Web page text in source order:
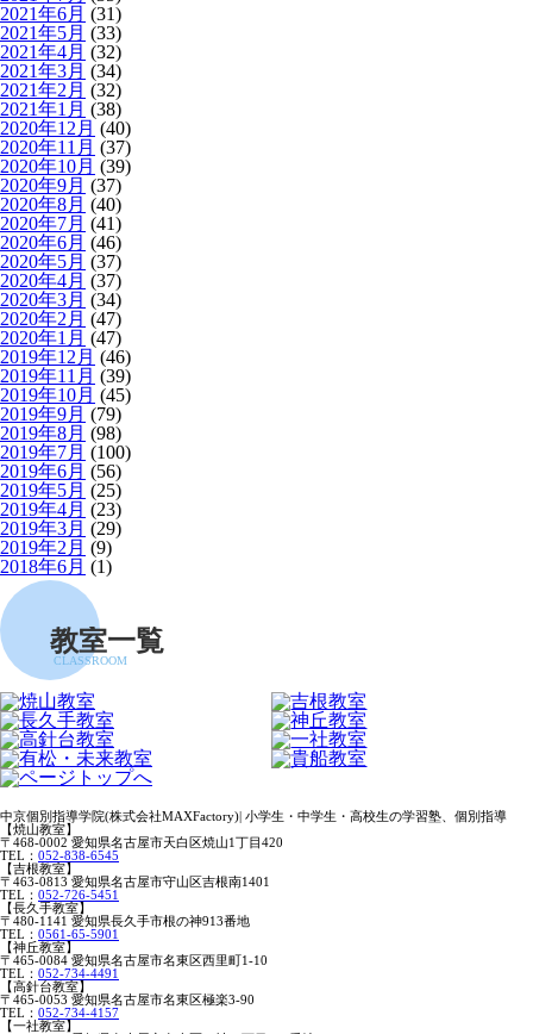
2021年6月 (31)
2021年5月 (33)
2021年4月 (32)
2021年3月 (34)
2021年2月 (32)
2021年1月 (38)
2020年12月 (40)
2020年11月 (37)
2020年10月 (39)
2020年9月 (37)
2020年8月 (40)
2020年7月 (41)
2020年6月 (46)
2020年5月 (37)
2020年4月 (37)
2020年3月 (34)
2020年2月 (47)
2020年1月 (47)
2019年12月 (46)
2019年11月 (39)
2019年10月 (45)
2019年9月 (79)
2019年8月 (98)
2019年7月 (100)
2019年6月 (56)
2019年5月 (25)
2019年4月 (23)
2019年3月 (29)
2019年2月 (9)
2018年6月 (1)
教室一覧
CLASSROOM
中京個別指導学院(株式会社MAXFactory)| 小学生・中学生・高校生の学習塾、個別指導
【焼山教室】
〒468-0002 愛知県名古屋市天白区焼山1丁目420
TEL： 052-838-6545
【吉根教室】
〒463-0813 愛知県名古屋市守山区吉根南1401
TEL： 052-726-5451
【長久手教室】
〒480-1141 愛知県長久手市根の神913番地
TEL： 0561-65-5901
【神丘教室】
〒465-0084 愛知県名古屋市名東区西里町1-10
TEL： 052-734-4491
【高針台教室】
〒465-0053 愛知県名古屋市名東区極楽3-90
TEL： 052-734-4157
【一社教室】